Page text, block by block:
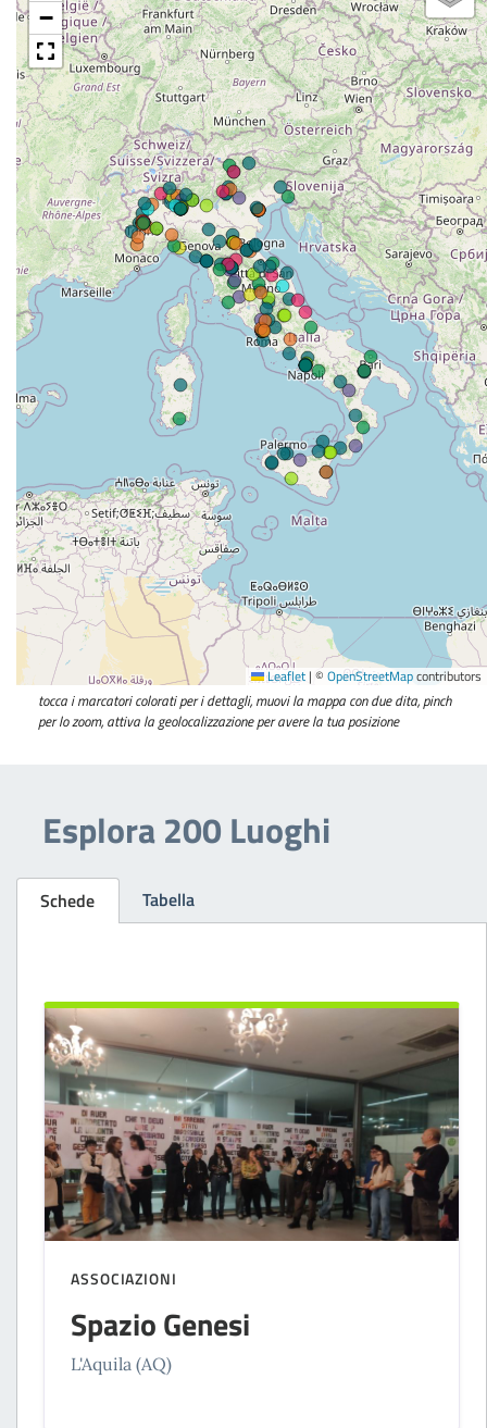
−
Leaflet | © OpenStreetMapcontributors
tocca i marcatori colorati per i dettagli, muovi la mappa con due dita, pinch
per lo zoom, attiva la geolocalizzazione per avere la tua posizione
Esplora 200 Luoghi
Schede Tabella
ASSOCIAZIONI
Spazio Genesi
L'Aquila (AQ)